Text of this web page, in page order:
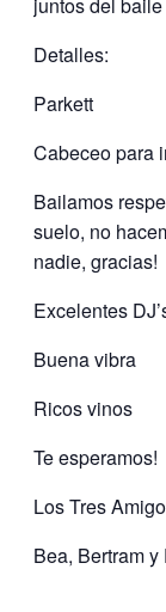
Detalles:
Parkett
Cabeceo para
Bailamos
suelo, no
nadie, gracias!
Excelentes
Buena vibra
Ricos vinos
Te esperamos!
Los Tres
Bea, Bertram y